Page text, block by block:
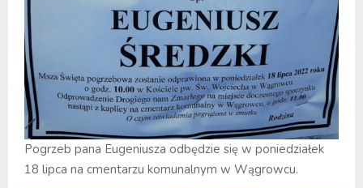
Pogrzeb pana Eugeniusza odbędzie się w poniedziałek
18 lipca na cmentarzu komunalnym w Wągrowcu.